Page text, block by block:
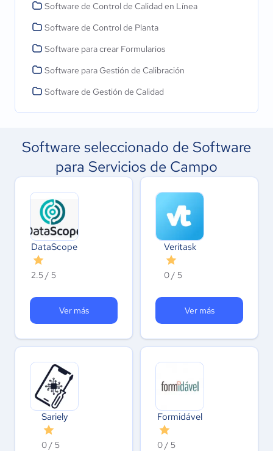
Software de Control de Calidad en Línea
Software de Control de Planta
Software para crear Formularios
Software para Gestión de Calibración
Software de Gestión de Calidad
Software seleccionado de Software
para Servicios de Campo
DataScope
2.5 / 5
Ver más
Veritask
0 / 5
Ver más
Sariely
0 / 5
Formidável
0 / 5